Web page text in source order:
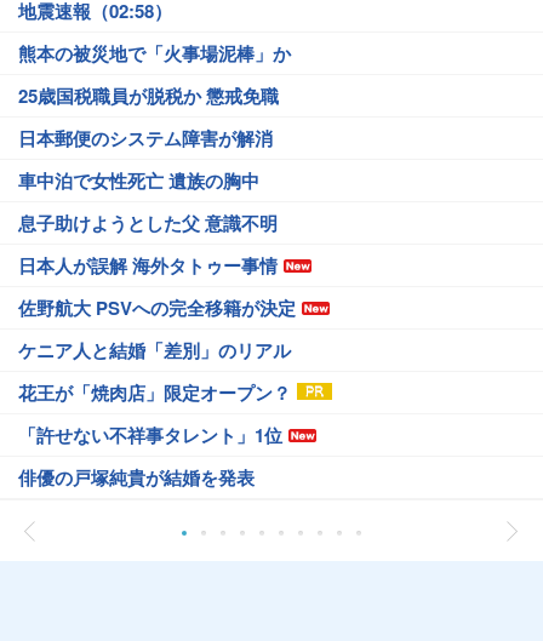
地震速報（02:58）
熊本の被災地で「火事場泥棒」か
25歳国税職員が脱税か 懲戒免職
日本郵便のシステム障害が解消
車中泊で女性死亡 遺族の胸中
息子助けようとした父 意識不明
日本人が誤解 海外タトゥー事情
佐野航大 PSVへの完全移籍が決定
ケニア人と結婚「差別」のリアル
花王が「焼肉店」限定オープン？
「許せない不祥事タレント」1位
俳優の戸塚純貴が結婚を発表